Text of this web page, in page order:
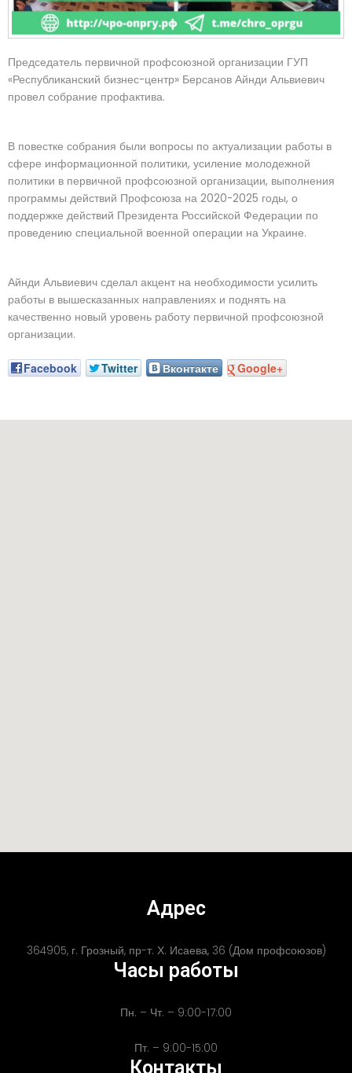
Председатель первичной профсоюзной организации ГУП
«Республиканский бизнес-центр» Берсанов Айнди Альвиевич
провел собрание профактива.
В повестке собрания были вопросы по актуализации работы в
сфере информационной политики, усиление молодежной
политики в первичной профсоюзной организации, выполнения
программы действий Профсоюза на 2020-2025 годы, о
поддержке действий Президента Российской Федерации по
проведению специальной военной операции на Украине.
Айнди Альвиевич сделал акцент на необходимости усилить
работы в вышесказанных направлениях и поднять на
качественно новый уровень работу первичной профсоюзной
организации.
Facebook Twitter Вконтакте Google+
Адрес
364905, г. Грозный, пр-т. Х. Исаева, 36 (Дом профсоюзов)
Часы работы
Пн. – Чт. – 9:00-17:00
Пт. – 9:00-15:00
Контакты